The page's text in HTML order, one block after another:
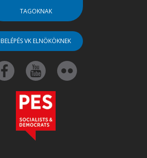
TAGOKNAK
BELÉPÉS VK ELNÖKÖKNEK